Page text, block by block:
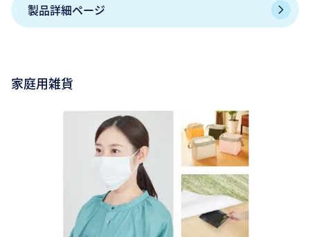
製品詳細ページ
家庭用雑貨